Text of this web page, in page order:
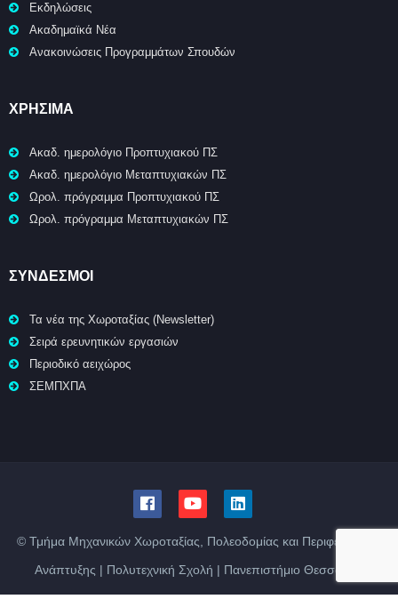
Εκδηλώσεις
Ακαδημαϊκά Νέα
Ανακοινώσεις Προγραμμάτων Σπουδών
ΧΡΉΣΙΜΑ
Ακαδ. ημερολόγιο Προπτυχιακού ΠΣ
Ακαδ. ημερολόγιο Μεταπτυχιακών ΠΣ
Ωρολ. πρόγραμμα Προπτυχιακού ΠΣ
Ωρολ. πρόγραμμα Μεταπτυχιακών ΠΣ
ΣΥΝΔΕΣΜΟΙ
Τα νέα της Χωροταξίας (Newsletter)
Σειρά ερευνητικών εργασιών
Περιοδικό αειχώρος
ΣΕΜΠΧΠΑ
© Τμήμα Μηχανικών Χωροταξίας, Πολεοδομίας και Περιφερειακής
Ανάπτυξης | Πολυτεχνική Σχολή | Πανεπιστήμιο Θεσσαλίας